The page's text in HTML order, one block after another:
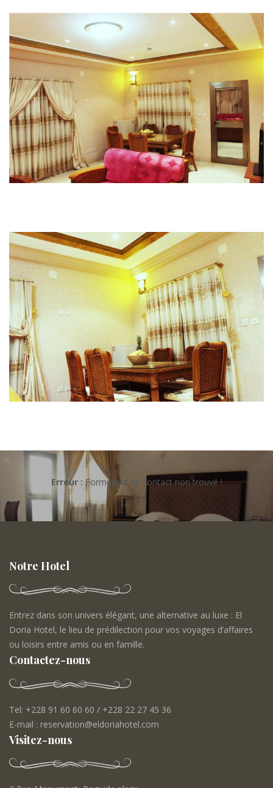
Erreur : Formulaire de contact non trouvé !
Notre Hotel
Entrez dans son univers élégant, une alternative au luxe : El
Doria Hotel, le lieu de prédilection pour vos voyages d’affaires
ou loisirs entre amis ou en famille.
Contactez-nous
Tel: +228 91 60 60 60 / +228 22 27 45 36
E-mail : reservation@eldoriahotel.com
Visitez-nous